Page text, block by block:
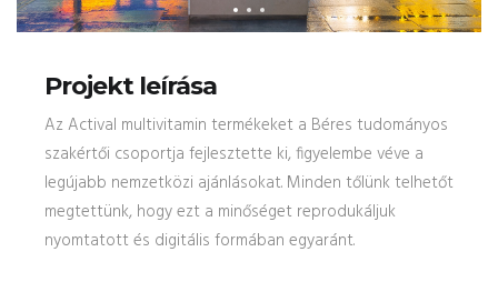
Projekt leírása
Az Actival multivitamin termékeket a Béres tudományos
szakértői csoportja fejlesztette ki, figyelembe véve a
legújabb nemzetközi ajánlásokat. Minden tőlünk telhetőt
megtettünk, hogy ezt a minőséget reprodukáljuk
nyomtatott és digitális formában egyaránt.